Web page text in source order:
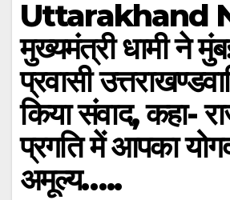
Uttarakhand
मुख्यमंत्री धामी ने
प्रवासी
किया संवाद, कहा-
प्रगति में आपका
अमूल्य…..